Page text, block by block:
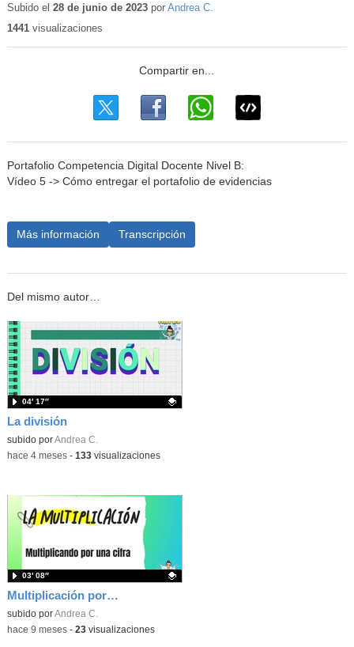
Subido el 28 de junio de 2023por Andrea C.
1441visualizaciones
Portafolio Competencia Digital Docente Nivel B:
Vídeo 5 -> Cómo entregar el portafolio de evidencias
Más información Transcripción
Del mismo autor…
La división
Contenido educativo.
subido porAndrea C.
04′ 17″
-hace 4 meses- 133visualizaciones
Multiplicación por una cifra
Contenido educativo.
subido porAndrea C.
03′ 08″
-hace 9 meses- 23visualizaciones